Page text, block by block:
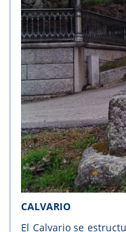
CALVARIO
El Calvario se